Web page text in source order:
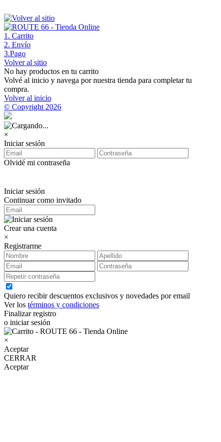
1 . Carrito
2. Envío
3.Pago
Volver al sitio
No hay productos en tu carrito
Volvé al inicio y navega por nuestra tienda para completar tu
compra.
Volver al inicio
© Copyright 2026
×
Iniciar sesión
Olvidé mi contraseña
Iniciar sesión
Continuar como invitado
Crear una cuenta
×
Registrarme
Quiero recibir descuentos exclusivos y novedades por email
Ver los términos y condiciones
Finalizar registro
o iniciar sesión
×
Aceptar
CERRAR
Aceptar